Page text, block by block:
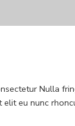
Nulla
eu nunc